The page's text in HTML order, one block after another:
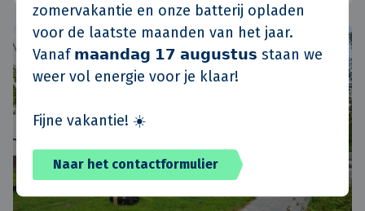
zomervakantie en onze batterij opladen
voor de laatste maanden van het jaar.
Vanaf 𝗺𝗮𝗮𝗻𝗱𝗮𝗴 𝟭𝟳 𝗮𝘂𝗴𝘂𝘀𝘁𝘂𝘀 staan we
weer vol energie voor je klaar!
Fijne vakantie! ☀️
Naar het contactformulier